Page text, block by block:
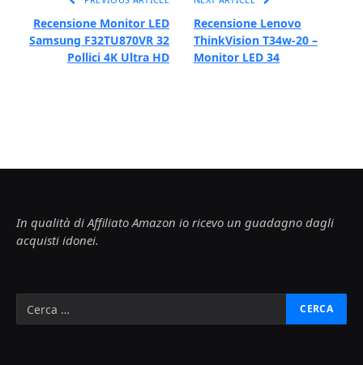
Recensione Monitor LED
Samsung F32TU870VR 32
Pollici 4K Ultra HD
Recensione Lenovo
ThinkVision T34w-20 –
Monitor LED 34
In qualità di Affiliato Amazon io ricevo un guadagno dagli
acquisti idonei.